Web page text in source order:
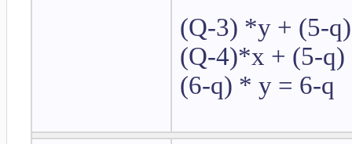
(Q-3) *y + (5-
(Q-4)*x + (5-
(6-q) * y = 6-q